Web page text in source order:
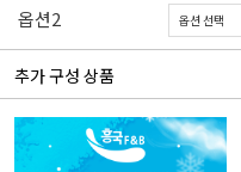
옵션2
추가 구성 상품